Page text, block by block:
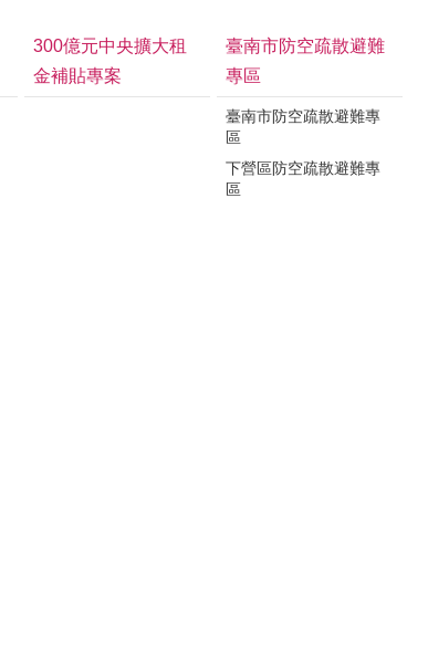
300億元中央擴大租
金補貼專案
臺南市防空疏散避難
專區
臺南市防空疏散避難專
區
下營區防空疏散避難專
區